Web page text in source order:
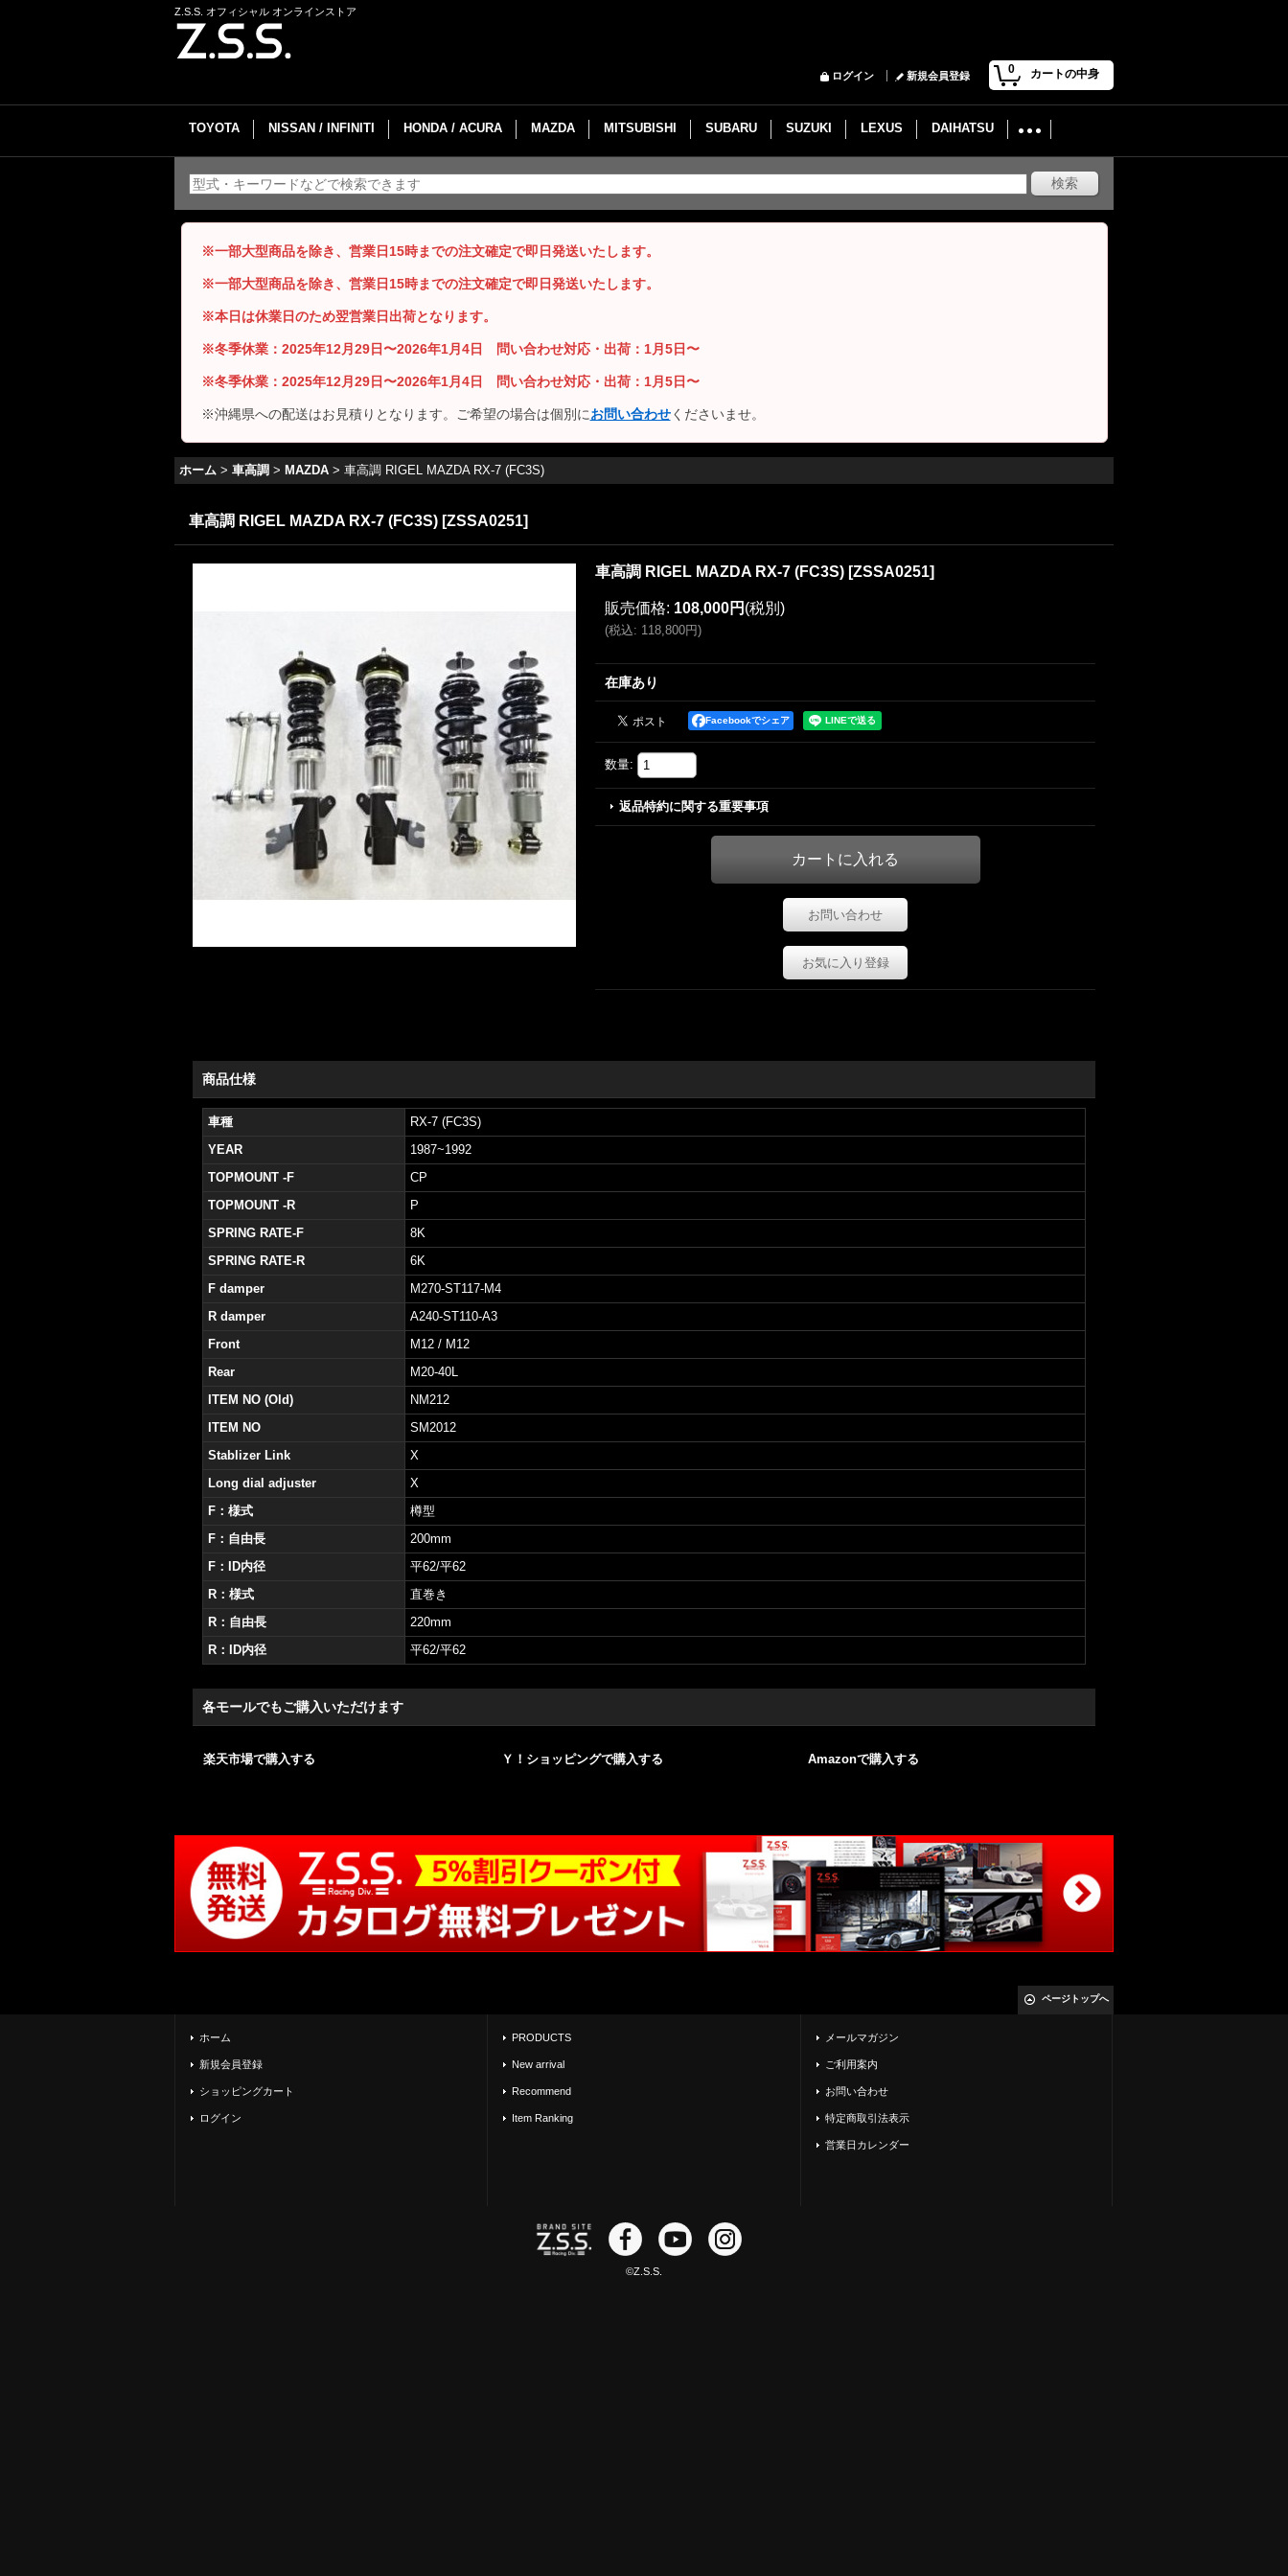
Z.S.S. オフィシャル オンラインストア
0 カートの中身
ログイン 新規会員登録
TOYOTA NISSAN / INFINITI HONDA / ACURA MAZDA MITSUBISHI SUBARU SUZUKI LEXUS DAIHATSU
※一部大型商品を除き、営業日15時までの注文確定で即日発送いたします。
※一部大型商品を除き、営業日15時までの注文確定で即日発送いたします。
※本日は休業日のため翌営業日出荷となります。
※冬季休業：2025年12月29日〜2026年1月4日 問い合わせ対応・出荷：1月5日〜
※冬季休業：2025年12月29日〜2026年1月4日 問い合わせ対応・出荷：1月5日〜
※沖縄県への配送はお見積りとなります。ご希望の場合は個別にお問い合わせくださいませ。
ホーム > 車高調 > MAZDA > 車高調 RIGEL MAZDA RX-7 (FC3S)
車高調 RIGEL MAZDA RX-7 (FC3S) [ZSSA0251]
車高調 RIGEL MAZDA RX-7 (FC3S) [ZSSA0251]
販売価格: 108,000円 (税別)
(税込: 118,800円)
在庫あり
Facebookでシェア
数量:
返品特約に関する重要事項
お問い合わせ
お気に入り登録
商品仕様
車種
RX-7 (FC3S)
YEAR
1987~1992
TOPMOUNT -F
CP
TOPMOUNT -R
P
SPRING RATE-F
8K
SPRING RATE-R
6K
F damper
M270-ST117-M4
R damper
A240-ST110-A3
Front
M12 / M12
Rear
M20-40L
ITEM NO (Old)
NM212
ITEM NO
SM2012
Stablizer Link
X
Long dial adjuster
X
F：様式
樽型
F：自由長
200mm
F：ID内径
平62/平62
R：様式
直巻き
R：自由長
220mm
R：ID内径
平62/平62
各モールでもご購入いただけます
楽天市場で購入する Ｙ！ショッピングで購入する Amazonで購入する
ページトップへ
ホーム
新規会員登録
ショッピングカート
ログイン
PRODUCTS
New arrival
Recommend
Item Ranking
メールマガジン
ご利用案内
お問い合わせ
特定商取引法表示
営業日カレンダー
©Z.S.S.